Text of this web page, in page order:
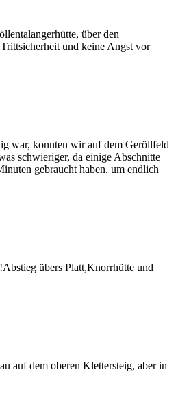
über den
und keine Angst vor
war, konnten wir auf dem Geröllfeld
schwieriger, da einige Abschnitte
gebraucht haben, um endlich
übers Platt,Knorrhütte und
auf dem oberen Klettersteig, aber in